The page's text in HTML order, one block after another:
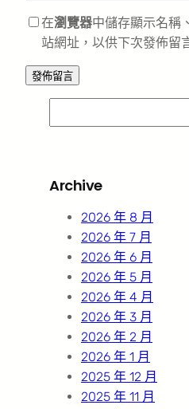
在瀏覽器中儲存顯示名稱
站網址，以供下次發佈留
e
c
Archive
2026 年 8 月
2026 年 7 月
2026 年 6 月
2026 年 5 月
2026 年 4 月
2026 年 3 月
2026 年 2 月
2026 年 1 月
2025 年 12 月
2025 年 11 月